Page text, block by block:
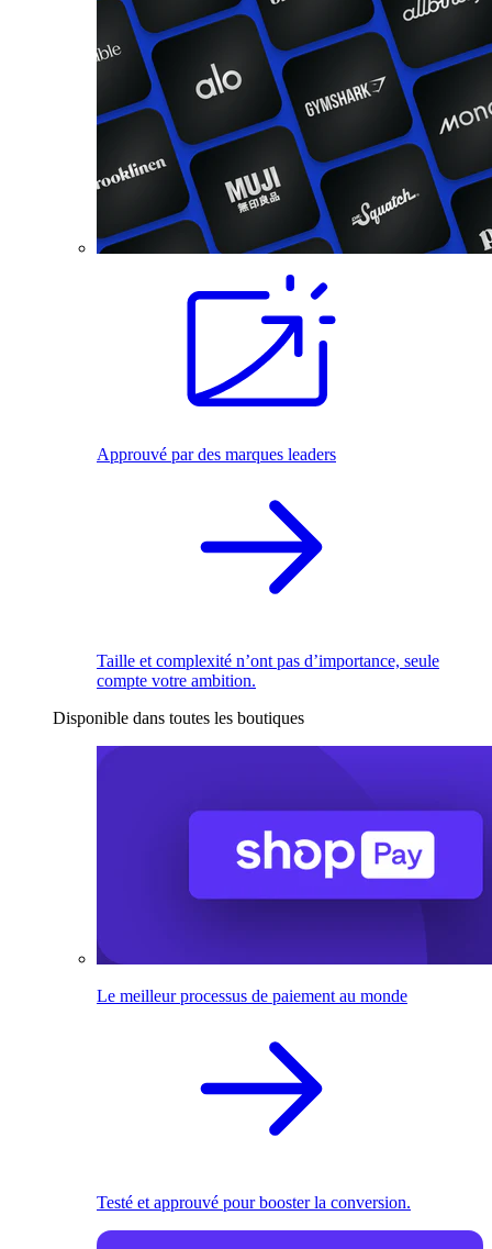
Approuvé par des marques leaders
Taille et complexité n’ont pas d’importance, seule
compte votre ambition.
Disponible dans toutes les boutiques
Le meilleur processus de paiement au monde
Testé et approuvé pour booster la conversion.